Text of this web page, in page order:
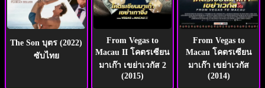
The Son บุตร (2022)
ซับไทย
From Vegas to
Macau II โคตรเซียน
มาเก๊า เขย่าเวกัส 2
(2015)
From Vegas to
Macau โคตรเซียน
มาเก๊า เขย่าเวกัส
(2014)